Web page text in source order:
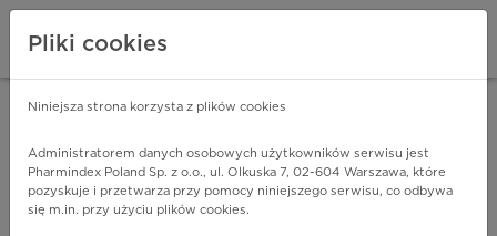
Pharmindex - lider
ZALOGUJ SIĘ
Pliki cookies
Niniejsza strona korzysta z plików cookies
Administratorem danych osobowych użytkowników serwisu jest
Pharmindex Poland Sp. z o.o., ul. Olkuska 7, 02-604 Warszawa, które
pozyskuje i przetwarza przy pomocy niniejszego serwisu, co odbywa
się m.in. przy użyciu plików cookies.
ZA DARMO - w Google Play INSTALUJ